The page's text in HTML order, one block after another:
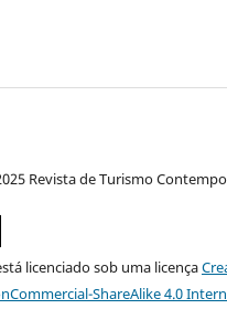
Revista de Turismo
licenciado sob uma licença
ShareAlike 4.0